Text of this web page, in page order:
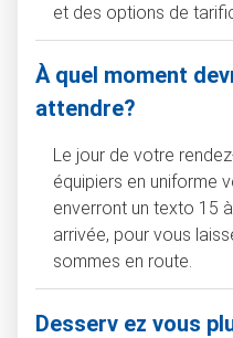
et des options de
À quel moment
attendre?
Le jour de votre
équipiers en uniforme
enverront un texto 15
arrivée, pour vous
sommes en route.
Desserv ez vous